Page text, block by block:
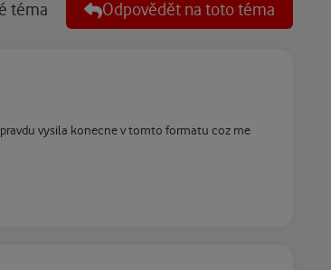
téma Odpovědět na toto téma
vysila konecne v tomto formatu coz me